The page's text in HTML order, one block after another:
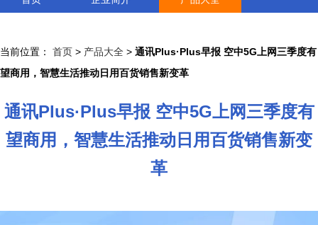
当前位置： 首页 > 产品大全 > 通讯Plus·Plus早报 空中5G上网三季度有
望商用，智慧生活推动日用百货销售新变革
通讯Plus·Plus早报 空中5G上网三季度有
望商用，智慧生活推动日用百货销售新变
革